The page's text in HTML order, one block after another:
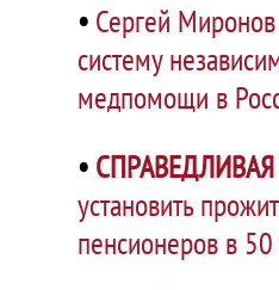
• Сергей Миронов
систему
медпомощи в
•
установить
пенсионеров в